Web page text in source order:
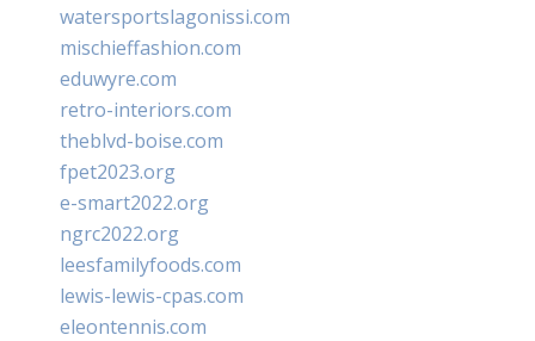
watersportslagonissi.com
mischieffashion.com
eduwyre.com
retro-interiors.com
theblvd-boise.com
fpet2023.org
e-smart2022.org
ngrc2022.org
leesfamilyfoods.com
lewis-lewis-cpas.com
eleontennis.com